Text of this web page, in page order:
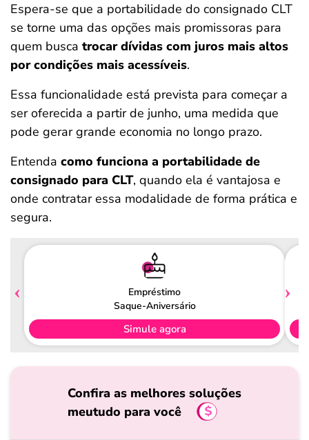
Espera-se que a portabilidade do consignado CLT
se torne uma das opções mais promissoras para
quem busca trocar dívidas com juros mais altos
por condições mais acessíveis.
Essa funcionalidade está prevista para começar a
ser oferecida a partir de junho, uma medida que
pode gerar grande economia no longo prazo.
Entenda como funciona a portabilidade de
consignado para CLT, quando ela é vantajosa e
onde contratar essa modalidade de forma prática e
segura.
Empréstimo
Saque-Aniversário
Simule agora
Confira as melhores soluções
meutudo para você